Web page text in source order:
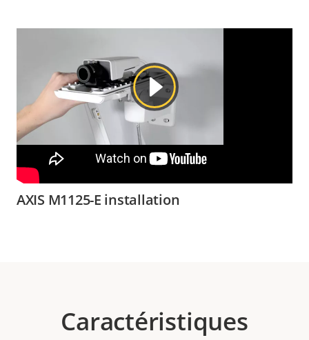
AXIS M1125-E installation
Caractéristiques